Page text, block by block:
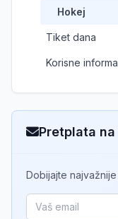
Hokej
Tiket dana
Korisne
Pretplata
Dobijajte